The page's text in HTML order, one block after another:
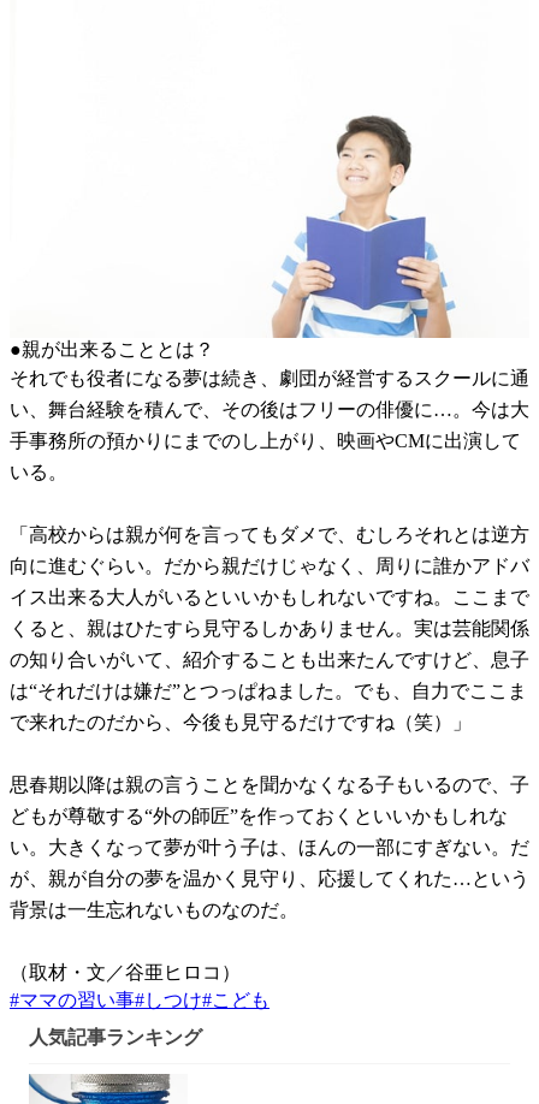
●親が出来ることとは？
それでも役者になる夢は続き、劇団が経営するスクールに通
い、舞台経験を積んで、その後はフリーの俳優に…。今は大
手事務所の預かりにまでのし上がり、映画やCMに出演して
いる。
「高校からは親が何を言ってもダメで、むしろそれとは逆方
向に進むぐらい。だから親だけじゃなく、周りに誰かアドバ
イス出来る大人がいるといいかもしれないですね。ここまで
くると、親はひたすら見守るしかありません。実は芸能関係
の知り合いがいて、紹介することも出来たんですけど、息子
は“それだけは嫌だ”とつっぱねました。でも、自力でここま
で来れたのだから、今後も見守るだけですね（笑）」
思春期以降は親の言うことを聞かなくなる子もいるので、子
どもが尊敬する“外の師匠”を作っておくといいかもしれな
い。大きくなって夢が叶う子は、ほんの一部にすぎない。だ
が、親が自分の夢を温かく見守り、応援してくれた…という
背景は一生忘れないものなのだ。
（取材・文／谷亜ヒロコ）
#ママの習い事#しつけ#こども
人気記事ランキング